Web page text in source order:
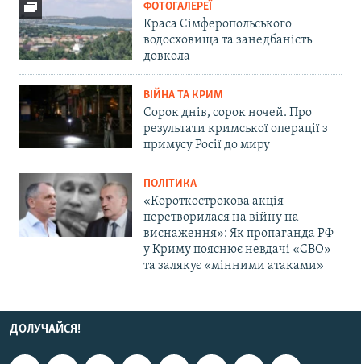
ФОТОГАЛЕРЕЇ
Краса Сімферопольського
водосховища та занедбаність
довкола
ВІЙНА ТА КРИМ
Сорок днів, сорок ночей. Про
результати кримської операції з
примусу Росії до миру
ПОЛІТИКА
«Короткострокова акція
перетворилася на війну на
виснаження»: Як пропаганда РФ
у Криму пояснює невдачі «СВО»
та залякує «мінними атаками»
ДОЛУЧАЙСЯ!